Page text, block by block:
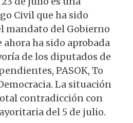
Civil que ha sido
mandato del Gobierno
ahora ha sido aprobada
de los diputados de
PASOK, To
La situación
contradicción con
del 5 de julio.